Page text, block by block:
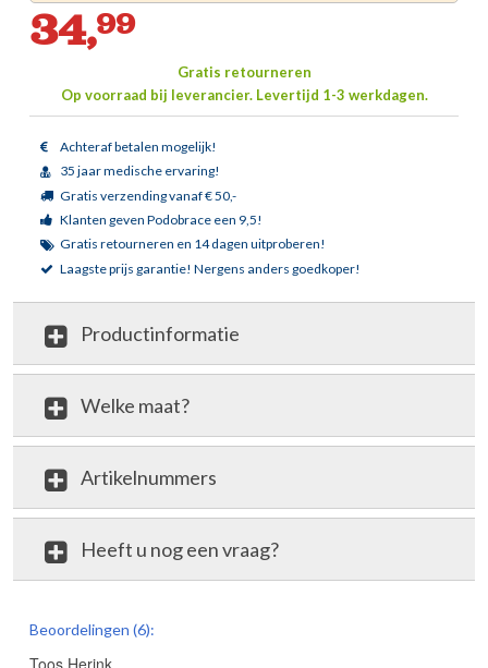
34,99
Gratis retourneren
Op voorraad bij leverancier.Levertijd 1-3 werkdagen.
Achteraf betalen mogelijk!
35 jaar medische ervaring!
Gratis verzending vanaf € 50,-
Klanten geven Podobrace een 9,5!
Gratis retourneren en 14 dagen uitproberen!
Laagste prijs garantie! Nergens anders goedkoper!
Productinformatie
Welke maat?
Artikelnummers
Heeft u nog een vraag?
Beoordelingen (6):